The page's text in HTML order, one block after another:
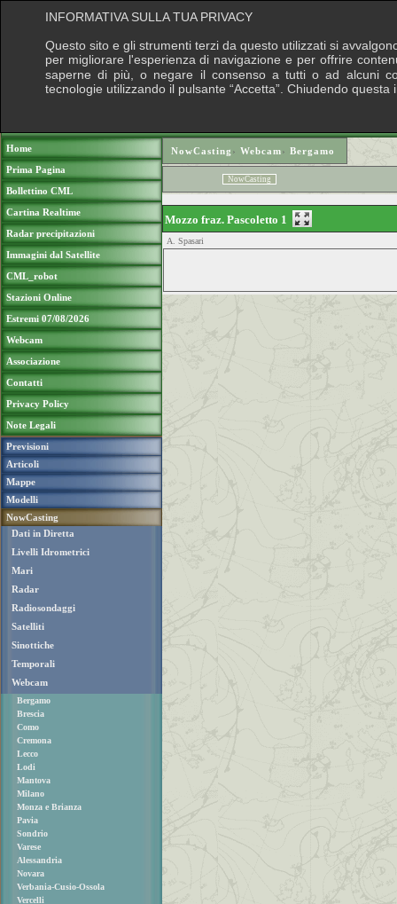
Home
Prima Pagina
Bollettino CML
Cartina Realtime
Radar precipitazioni
Immagini dal Satellite
CML_robot
Stazioni Online
Estremi 07/08/2026
Webcam
Associazione
Contatti
Privacy Policy
Note Legali
Previsioni
Articoli
Mappe
Modelli
NowCasting
Dati in Diretta
Livelli Idrometrici
Mari
Radar
Radiosondaggi
Satelliti
Sinottiche
Temporali
Webcam
Bergamo
Brescia
Como
Cremona
Lecco
Lodi
Mantova
Milano
Monza e Brianza
Pavia
Sondrio
Varese
Alessandria
Novara
Verbania-Cusio-Ossola
Vercelli
NowCasting › Webcam› Bergamo
NowCasting
Mozzo fraz. Pascoletto 1
A. Spasari
INFORMATIVA SULLA TUA PRIVACY
Questo sito e gli strumenti terzi da questo utilizzati si
per migliorare l'esperienza di navigazione e per offrire
saperne di più, o negare il consenso a tutti o ad alcuni
tecnologie utilizzando il pulsante “Accetta”. Chiudendo